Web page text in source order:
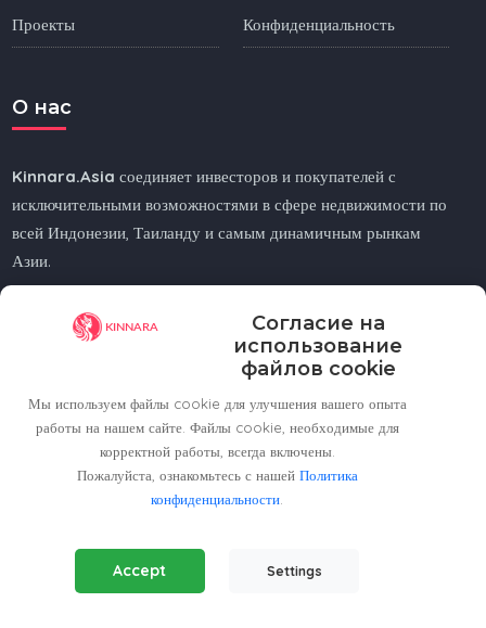
Согласие на
использование
файлов cookie
Мы используем файлы cookie для улучшения вашего опыта
работы на нашем сайте. Файлы cookie, необходимые для
корректной работы, всегда включены.
Пожалуйста, ознакомьтесь с нашей Политика
конфиденциальности
Essential Cookies(Always Active)
Required for the website to function properly.
Accept Settings
Проекты Конфиденциальность
O нас
Kinnara.Asia соединяет инвесторов и покупателей с
исключительными возможностями в сфере недвижимости по
всей Индонезии, Таиланду и самым динамичным рынкам
Азии.
Kinnara.Asiaпоможет вам найти идеальный дом или
Regional Offices
58, 9 Lagoon Rd, Choeng Thale
Thalang District, Phuket, 83110, Thailand